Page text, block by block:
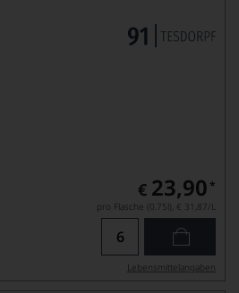
€ 23,90 *
pro Flasche (0.75l), € 31,87/L
Lebensmittel­angaben